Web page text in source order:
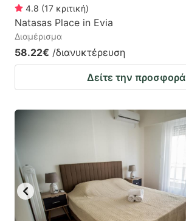
4.8 (17 κριτική)
Νatasas Place in Evia
Διαμέρισμα
58.22€ /διανυκτέρευση
Δείτε την προσφορά